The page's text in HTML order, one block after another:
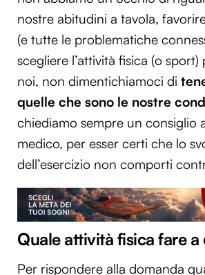
nostre abitudini a tavola,
(e tutte le problematiche
scegliere l’attività fisica (o
noi, non dimentichiamoci di
quelle che sono le nostre
chiediamo sempre un consiglio
medico, per esser certi che lo
dell’esercizio non comporti
Quale attività fisica fare
Per rispondere alla domanda